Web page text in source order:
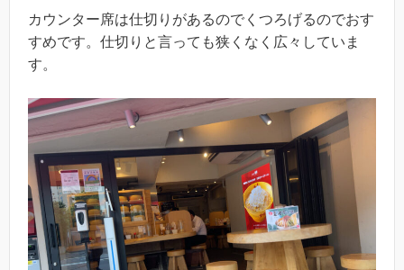
カウンター席は仕切りがあるのでくつろげるのでおす
すめです。仕切りと言っても狭くなく広々していま
す。